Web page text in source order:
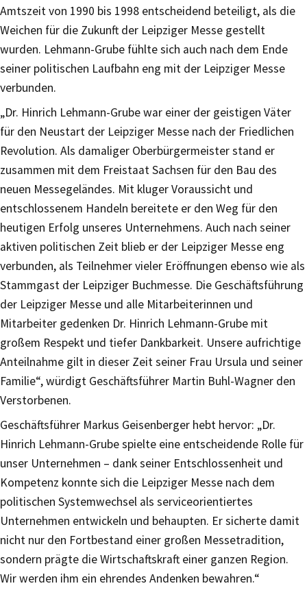
Amtszeit von 1990 bis 1998 entscheidend beteiligt, als die
Weichen für die Zukunft der Leipziger Messe gestellt
wurden. Lehmann-Grube fühlte sich auch nach dem Ende
seiner politischen Laufbahn eng mit der Leipziger Messe
verbunden.
„Dr. Hinrich Lehmann-Grube war einer der geistigen Väter
für den Neustart der Leipziger Messe nach der Friedlichen
Revolution. Als damaliger Oberbürgermeister stand er
zusammen mit dem Freistaat Sachsen für den Bau des
neuen Messegeländes. Mit kluger Voraussicht und
entschlossenem Handeln bereitete er den Weg für den
heutigen Erfolg unseres Unternehmens. Auch nach seiner
aktiven politischen Zeit blieb er der Leipziger Messe eng
verbunden, als Teilnehmer vieler Eröffnungen ebenso wie als
Stammgast der Leipziger Buchmesse. Die Geschäftsführung
der Leipziger Messe und alle Mitarbeiterinnen und
Mitarbeiter gedenken Dr. Hinrich Lehmann-Grube mit
großem Respekt und tiefer Dankbarkeit. Unsere aufrichtige
Anteilnahme gilt in dieser Zeit seiner Frau Ursula und seiner
Familie“, würdigt Geschäftsführer Martin Buhl-Wagner den
Verstorbenen.
Geschäftsführer Markus Geisenberger hebt hervor: „Dr.
Hinrich Lehmann-Grube spielte eine entscheidende Rolle für
unser Unternehmen – dank seiner Entschlossenheit und
Kompetenz konnte sich die Leipziger Messe nach dem
politischen Systemwechsel als serviceorientiertes
Unternehmen entwickeln und behaupten. Er sicherte damit
nicht nur den Fortbestand einer großen Messetradition,
sondern prägte die Wirtschaftskraft einer ganzen Region.
Wir werden ihm ein ehrendes Andenken bewahren.“